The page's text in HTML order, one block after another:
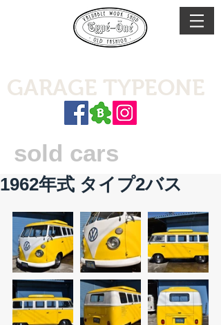
GARAGE TYPEONE
sold cars
1962年式 タイプ2バス